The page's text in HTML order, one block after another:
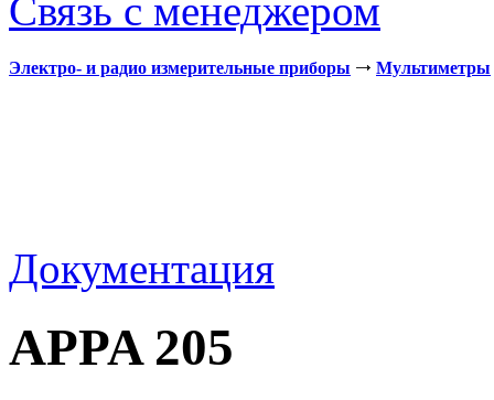
Связь с менеджером
Электро- и радио измерительные приборы Мультиметры
Документация
APPA 205